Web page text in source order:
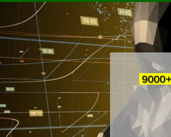
9000+